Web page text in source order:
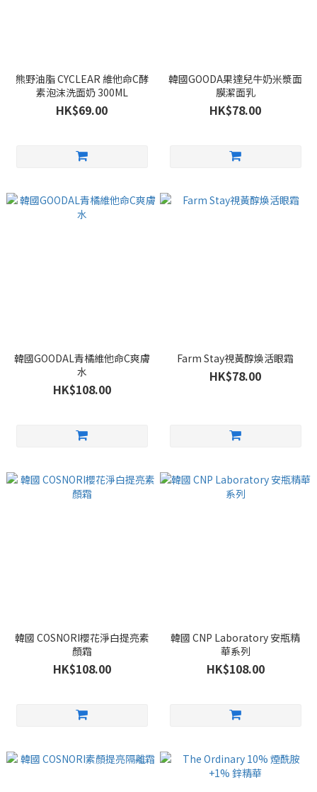
熊野油脂 CYCLEAR 維他命C酵
素泡沫洗面奶 300ML
HK$69.00
韓國GOODA果達兒牛奶米漿面
膜潔面乳
HK$78.00
韓國GOODAL青橘維他命C爽膚
水
HK$108.00
Farm Stay視黃醇煥活眼霜
HK$78.00
韓國 COSNORI櫻花淨白提亮素
顏霜
HK$108.00
韓國 CNP Laboratory 安瓶精
華系列
HK$108.00